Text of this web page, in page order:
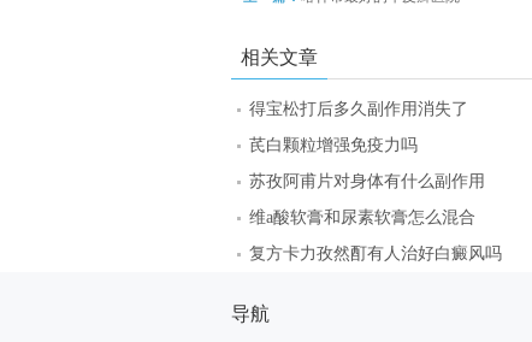
相关文章
得宝松打后多久副作用消失了
芪白颗粒增强免疫力吗
苏孜阿甫片对身体有什么副作用
维a酸软膏和尿素软膏怎么混合
复方卡力孜然酊有人治好白癜风吗
导航